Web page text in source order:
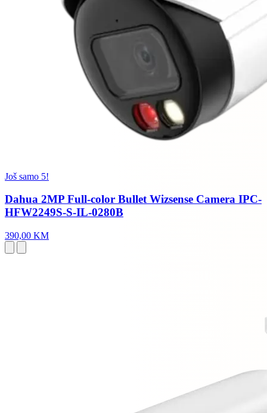
Još samo 5!
Dahua 2MP Full-color Bullet Wizsense Camera IPC-
HFW2249S-S-IL-0280B
390,00 KM